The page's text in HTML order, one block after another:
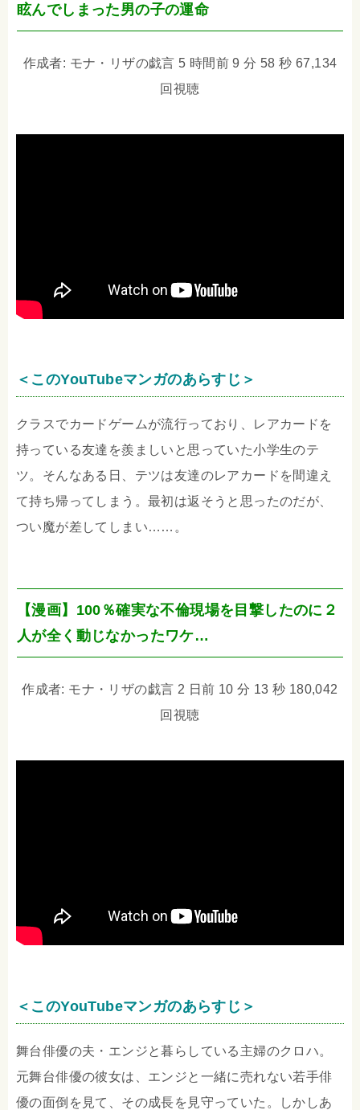
眩んでしまった男の子の運命
作成者: モナ・リザの戯言 5 時間前 9 分 58 秒 67,134
回視聴
＜このYouTubeマンガのあらすじ＞
クラスでカードゲームが流行っており、レアカードを
持っている友達を羨ましいと思っていた小学生のテ
ツ。そんなある日、テツは友達のレアカードを間違え
て持ち帰ってしまう。最初は返そうと思ったのだが、
つい魔が差してしまい……。
【漫画】100％確実な不倫現場を目撃したのに２
人が全く動じなかったワケ…
作成者: モナ・リザの戯言 2 日前 10 分 13 秒 180,042
回視聴
＜このYouTubeマンガのあらすじ＞
舞台俳優の夫・エンジと暮らしている主婦のクロハ。
元舞台俳優の彼女は、エンジと一緒に売れない若手俳
優の面倒を見て、その成長を見守っていた。しかしあ